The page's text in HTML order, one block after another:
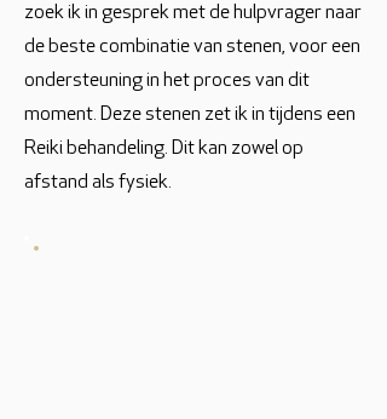
zoek ik in gesprek met de hulpvrager naar
de beste combinatie van stenen, voor een
ondersteuning in het proces van dit
moment. Deze stenen zet ik in tijdens een
Reiki behandeling. Dit kan zowel op
afstand als fysiek.